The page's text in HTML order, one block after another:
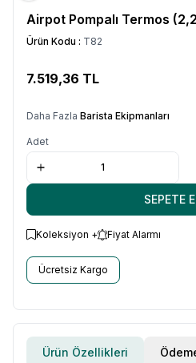
Airpot Pompalı Termos
Ürün Kodu : T82
7.519,36 TL
Daha Fazla Barista Ekipmanları
Adet
SEPETE
Koleksiyon + Fiyat Alarmı
Ücretsiz Kargo
Ürün Özellikleri